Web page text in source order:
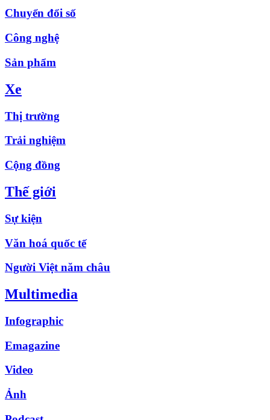
Chuyển đổi số
Công nghệ
Sản phẩm
Xe
Thị trường
Trải nghiệm
Cộng đồng
Thế giới
Sự kiện
Văn hoá quốc tế
Người Việt năm châu
Multimedia
Infographic
Emagazine
Video
Ảnh